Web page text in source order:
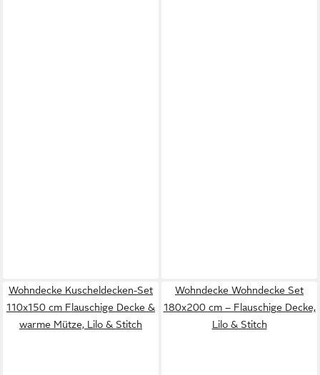
Wohndecke Kuscheldecken-Set
110x150 cm Flauschige Decke &
warme Mütze, Lilo & Stitch
Wohndecke Wohndecke Set
180x200 cm – Flauschige Decke,
Lilo & Stitch